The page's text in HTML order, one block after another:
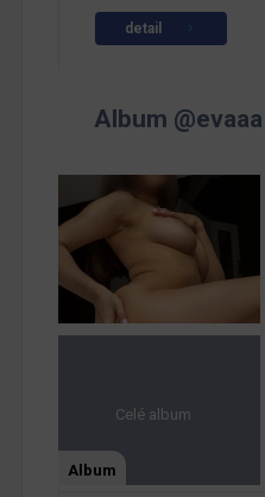
detail
Album @evaaa
Celé album
Album